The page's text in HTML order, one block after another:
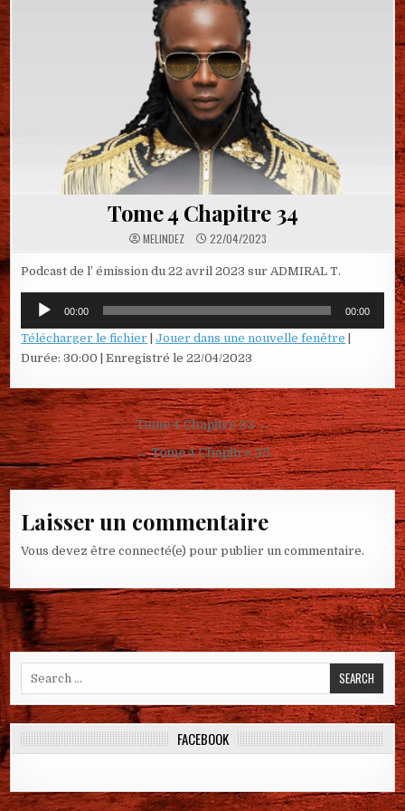
Tome 4 Chapitre 34
MELINDEZ 22/04/2023
Podcast de l’ émission du 22 avril 2023 sur ADMIRAL T.
Lecteur
audio
00:00 00:00
Télécharger le fichier |Jouer dans une nouvelle fenêtre
Durée: 30:00 |Enregistré le 22/04/2023
Navigation de l’article
Tome 4 Chapitre 33 →
← Tome 4 Chapitre 35
Laisser un commentaire
Vous devez être connecté(e) pour publier un commentaire.
Search for:
FACEBOOK